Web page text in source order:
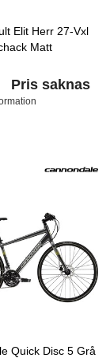
Elit Herr 27-Vxl
Matt
Pris saknas
Quick Disc 5 Grå